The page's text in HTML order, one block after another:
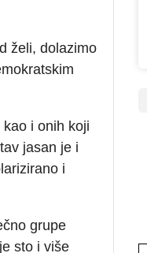
želi, dolazimo
i onih koji
jasan je i
i
grupe
sto i više